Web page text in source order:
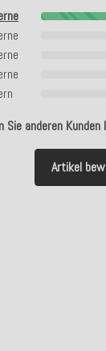
Sie anderen
Artikel